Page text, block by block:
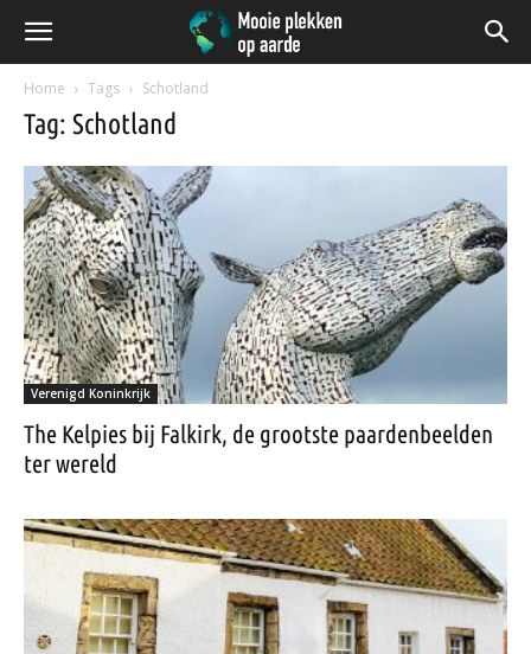
Home Tags Schotland
Tag: Schotland
Verenigd Koninkrijk
The Kelpies bij Falkirk, de grootste paardenbeelden
ter wereld